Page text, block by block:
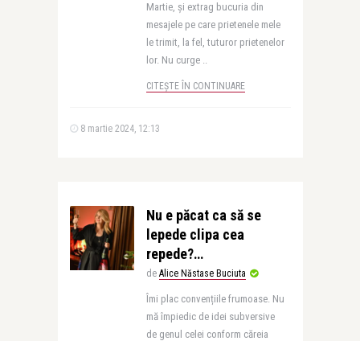
Martie, și extrag bucuria din
mesajele pe care prietenele mele
le trimit, la fel, tuturor prietenelor
lor. Nu curge ..
CITEȘTE ÎN CONTINUARE
8 martie 2024, 12:13
Nu e păcat ca să se
lepede clipa cea
repede?…
de Alice Năstase Buciuta
Îmi plac convențiile frumoase. Nu
mă împiedic de idei subversive
de genul celei conform căreia